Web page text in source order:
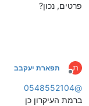
פרטים, נכון?
ת
מנותק
תפארת יעקבב
@
0548552104
ברמת העיקרון כן